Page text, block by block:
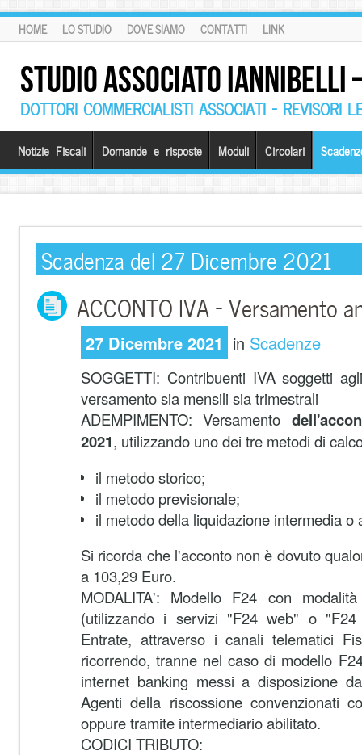
HOME LO STUDIO DOVE SIAMO CONTATTI LINK
STUDIO ASSOCIATO
DOTTORI COMMERCIALISTI ASSOCIATI – REVISORI
Notizie Fiscali Domande e risposte Moduli Circolari
Scadenza del 27 Dicembre 2021
ACCONTO IVA – Versamento
27 Dicembre 2021 in Scadenze
SOGGETTI: Contribuenti IVA soggetti
versamento sia mensili sia trimestrali
ADEMPIMENTO:Versamento
2021, utilizzando uno dei tre metodi di
il metodo storico;
il metodo previsionale;
il metodo della liquidazione intermedia o
Si ricorda che l'acconto non è dovuto
a 103,29 Euro.
MODALITA': Modello F24 con modalità
(utilizzando i servizi "F24 web" o "F24
Entrate, attraverso i canali telematici
ricorrendo, tranne nel caso di modello
internet banking messi a disposizione
Agenti della riscossione convenzionati
oppure tramite intermediario abilitato.
CODICI TRIBUTO: